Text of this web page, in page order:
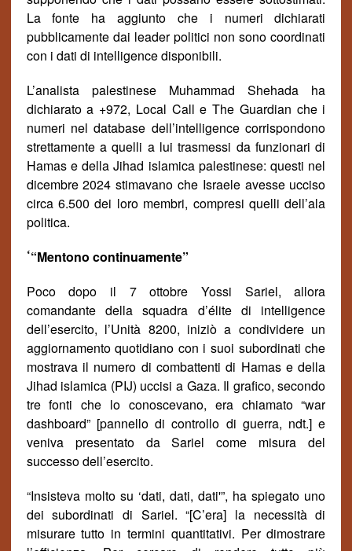
La fonte ha aggiunto che i numeri dichiarati
pubblicamente dai leader politici non sono coordinati
con i dati di intelligence disponibili.
L’analista palestinese Muhammad Shehada ha
dichiarato a +972, Local Call e The Guardian che i
numeri nel database dell’intelligence corrispondono
strettamente a quelli a lui trasmessi da funzionari di
Hamas e della Jihad islamica palestinese: questi nel
dicembre 2024 stimavano che Israele avesse ucciso
circa 6.500 dei loro membri, compresi quelli dell’ala
politica.
‘“Mentono continuamente”
Poco dopo il 7 ottobre Yossi Sariel, allora
comandante della squadra d’élite di intelligence
dell’esercito, l’Unità 8200, iniziò a condividere un
aggiornamento quotidiano con i suoi subordinati che
mostrava il numero di combattenti di Hamas e della
Jihad islamica (PIJ) uccisi a Gaza. Il grafico, secondo
tre fonti che lo conoscevano, era chiamato “war
dashboard” [pannello di controllo di guerra, ndt.] e
veniva presentato da Sariel come misura del
successo dell’esercito.
“Insisteva molto su ‘dati, dati, dati'”, ha spiegato uno
dei subordinati di Sariel. “[C’era] la necessitàdi
misurare tutto in termini quantitativi. Per dimostrare